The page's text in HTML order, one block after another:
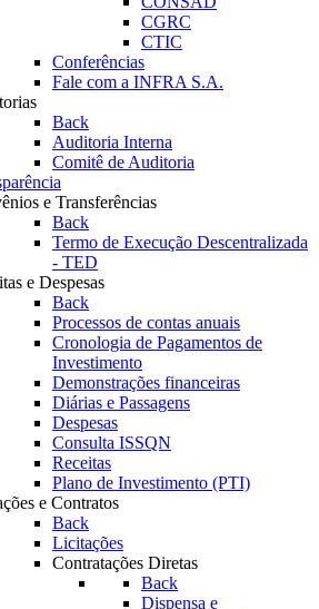
CGRC
CTIC
Conferências
Fale com a INFRA S.A.
Back
Auditoria Interna
Comitê de Auditoria
e Transferências
Back
Termo de Execução Descentralizada
- TED
e Despesas
Back
Processos de contas anuais
Cronologia de Pagamentos de
Investimento
Demonstrações financeiras
Diárias e Passagens
Despesas
Consulta ISSQN
Receitas
Plano de Investimento (PTI)
e Contratos
Back
Licitações
Contratações Diretas
Back
Dispensa e